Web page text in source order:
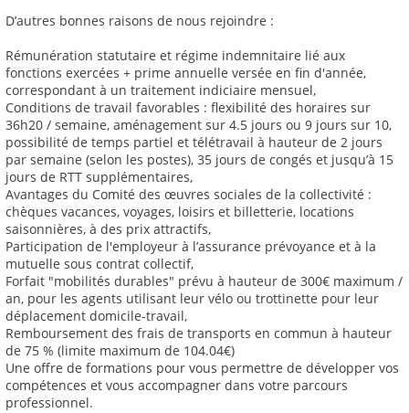
D’autres bonnes raisons de nous rejoindre :
Rémunération statutaire et régime indemnitaire lié aux
fonctions exercées + prime annuelle versée en fin d'année,
correspondant à un traitement indiciaire mensuel,
Conditions de travail favorables : flexibilité des horaires sur
36h20 / semaine, aménagement sur 4.5 jours ou 9 jours sur 10,
possibilité de temps partiel et télétravail à hauteur de 2 jours
par semaine (selon les postes), 35 jours de congés et jusqu’à 15
jours de RTT supplémentaires,
Avantages du Comité des œuvres sociales de la collectivité :
chèques vacances, voyages, loisirs et billetterie, locations
saisonnières, à des prix attractifs,
Participation de l'employeur à l’assurance prévoyance et à la
mutuelle sous contrat collectif,
Forfait "mobilités durables" prévu à hauteur de 300€ maximum /
an, pour les agents utilisant leur vélo ou trottinette pour leur
déplacement domicile-travail,
Remboursement des frais de transports en commun à hauteur
de 75 % (limite maximum de 104.04€)
Une offre de formations pour vous permettre de développer vos
compétences et vous accompagner dans votre parcours
professionnel.